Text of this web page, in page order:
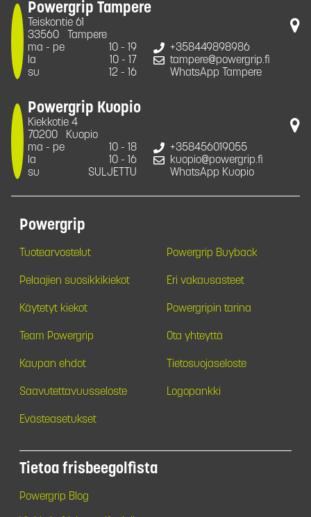
Powergrip Tampere
Teiskontie 61
33560
Tampere
ma - pe
10 - 19
la
10 - 17
su
12 - 16
+358449898986
tampere@powergrip.fi
WhatsApp Tampere
Powergrip Kuopio
Kiekkotie 4
70200
Kuopio
ma - pe
10 - 18
la
10 - 16
su
SULJETTU
+358456019055
kuopio@powergrip.fi
WhatsApp Kuopio
Powergrip
Tuotearvostelut Powergrip Buyback
Pelaajien suosikkikiekot Eri vakausasteet
Käytetyt kiekot Powergripin tarina
Team Powergrip Ota yhteyttä
Kaupan ehdot Tietosuojaseloste
Saavutettavuusseloste Logopankki
Evästeasetukset
Tietoa frisbeegolfista
Powergrip Blog